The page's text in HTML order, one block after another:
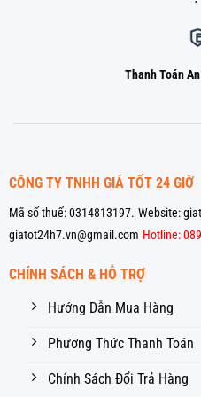
Thanh Toán
CÔNG TY TNHH GIÁ TỐT 24 GIỜ
Mã số thuế: 0314813197. Website:
giatot24h7.vn@gmail.com Hotline:
CHÍNH SÁCH & HỖ TRỢ
Hướng Dẫn Mua Hàng
Phương Thức Thanh Toán
Chính Sách Đổi Trả Hàng